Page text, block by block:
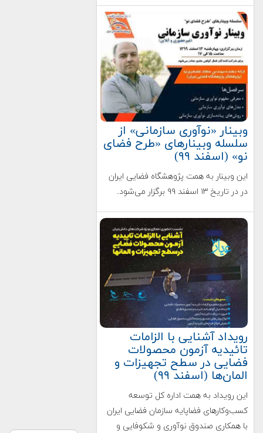
وﺑﯿﻨﺎر «ﻧﻮآوری ﺳﺎزﻣﺎﻧﯽ» از
ﺳﻠﺴﻠﻪ وﺑﯿﻨﺎرﻫﺎی «ﻃﺮح ﻓﻀﺎی
ﻧﻮ» (اسفند ۹۹)
این وبینار به همت پژوهشگاه فضایی ایران
در در ﺗﺎرﯾﺦ ۱۳ اﺳﻔﻨﺪ ۹۹ برگزار می‌شود.
رویداد آشنایی با الزامات
تائیدیه آزمون محصولات
فضایی در سطح تجهیزات و
المان‌ها (اسفند ۹۹)
این رویداد به همت اداره کل توسعه
کسب‌وکارهای فضاپایه سازمان فضایی ایران
با همکاری صندوق نوآوری و شکوفایی و